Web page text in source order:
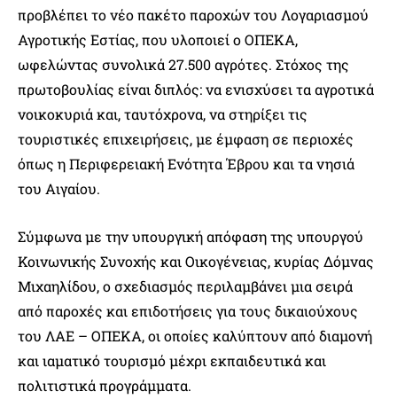
προβλέπει το νέο πακέτο παροχών του Λογαριασμού
Αγροτικής Εστίας, που υλοποιεί ο ΟΠΕΚΑ,
ωφελώντας συνολικά 27.500 αγρότες. Στόχος της
πρωτοβουλίας είναι διπλός: να ενισχύσει τα αγροτικά
νοικοκυριά και, ταυτόχρονα, να στηρίξει τις
τουριστικές επιχειρήσεις, με έμφαση σε περιοχές
όπως η Περιφερειακή Ενότητα Έβρου και τα νησιά
του Αιγαίου.
Σύμφωνα με την υπουργική απόφαση της υπουργού
Κοινωνικής Συνοχής και Οικογένειας, κυρίας Δόμνας
Μιχαηλίδου, ο σχεδιασμός περιλαμβάνει μια σειρά
από παροχές και επιδοτήσεις για τους δικαιούχους
του ΛΑΕ – ΟΠΕΚΑ, οι οποίες καλύπτουν από διαμονή
και ιαματικό τουρισμό μέχρι εκπαιδευτικά και
πολιτιστικά προγράμματα.